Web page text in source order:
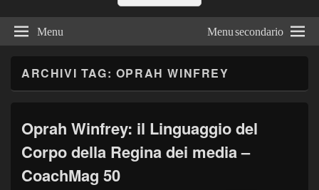
Menu Menu secondario
ARCHIVI TAG: OPRAH WINFREY
Oprah Winfrey: il Linguaggio del
Corpo della Regina dei media –
CoachMag 50